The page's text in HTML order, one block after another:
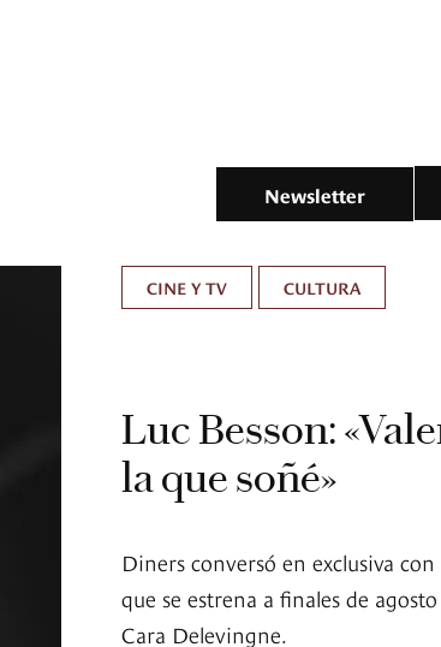
Newsletter
CINE Y TV CULTURA
Luc Besson:
la que soñé»
Diners conversó en exclusiva
que se estrena a finales de
Cara Delevingne.